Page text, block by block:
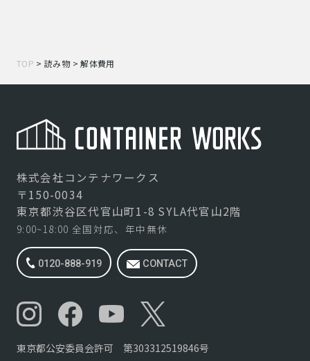
TOP >読み物>解体費用
株式会社コンテナワークス
〒150-0034
東京都渋谷区代官山町1-8 SYLA代官山2階
9:00~18:00 全国対応、年中無休
0120-888-919 CONTACT
東京都公安委員会許可 第303312519846号